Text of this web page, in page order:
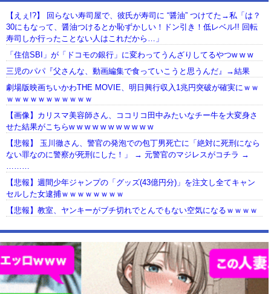
【えぇ!?】 回らない寿司屋で、彼氏が寿司に “醤油” つけてた→私「は？
30にもなって、醤油つけるとか恥ずかしい！ドン引き！低レベル!! 回転
寿司しか行ったことない人はこれだから…」
「住信SBI」が「ドコモの銀行」に変わってうんざりしてるやつw w w
三児のパパ『父さんな、動画編集で食っていこうと思うんだ』→結果
劇場版映画ちいかわTHE MOVIE、明日興行収入1兆円突破が確実にｗｗ
ｗｗｗｗｗｗｗｗｗｗｗ
【画像】カリスマ美容師さん、ココリコ田中みたいなチー牛を大変身さ
せた結果がこちらw w w w w w w w w w w
【悲報】 玉川徹さん、警官の発泡での包丁男死亡に「絶対に死刑になら
ない罪なのに警察が死刑にした！」 → 元警官のマジレスがコチラ →
………
【悲報】週間少年ジャンプの「グッズ(43億円分)」を注文し全てキャン
セルした女逮捕ｗｗｗｗｗｗｗｗ
【悲報】教室、ヤンキーがブチ切れでとんでもない空気になるｗｗｗｗ
【動画】USJの禁止エリアに子どもたちが続々乱入 → スタッフが注意し
ても止まらない事態に